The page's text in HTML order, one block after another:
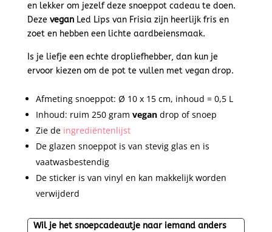
en lekker om jezelf deze snoeppot cadeau te doen.
Deze veganLed Lips van Frisia zijn heerlijk fris en
zoet en hebben een lichte aardbeiensmaak.
Is je liefje een echte dropliefhebber, dan kun je
ervoor kiezen om de pot te vullen met vegan drop.
Afmeting snoeppot: Ø 10 x 15 cm, inhoud = 0,5 L
Inhoud: ruim 250 gram vegan drop of snoep
Zie de ingrediëntenlijst
De glazen snoeppot is van stevig glas en is
vaatwasbestendig
De sticker is van vinyl en kan makkelijk worden
verwijderd
Wil je het snoepcadeautje naar iemand anders